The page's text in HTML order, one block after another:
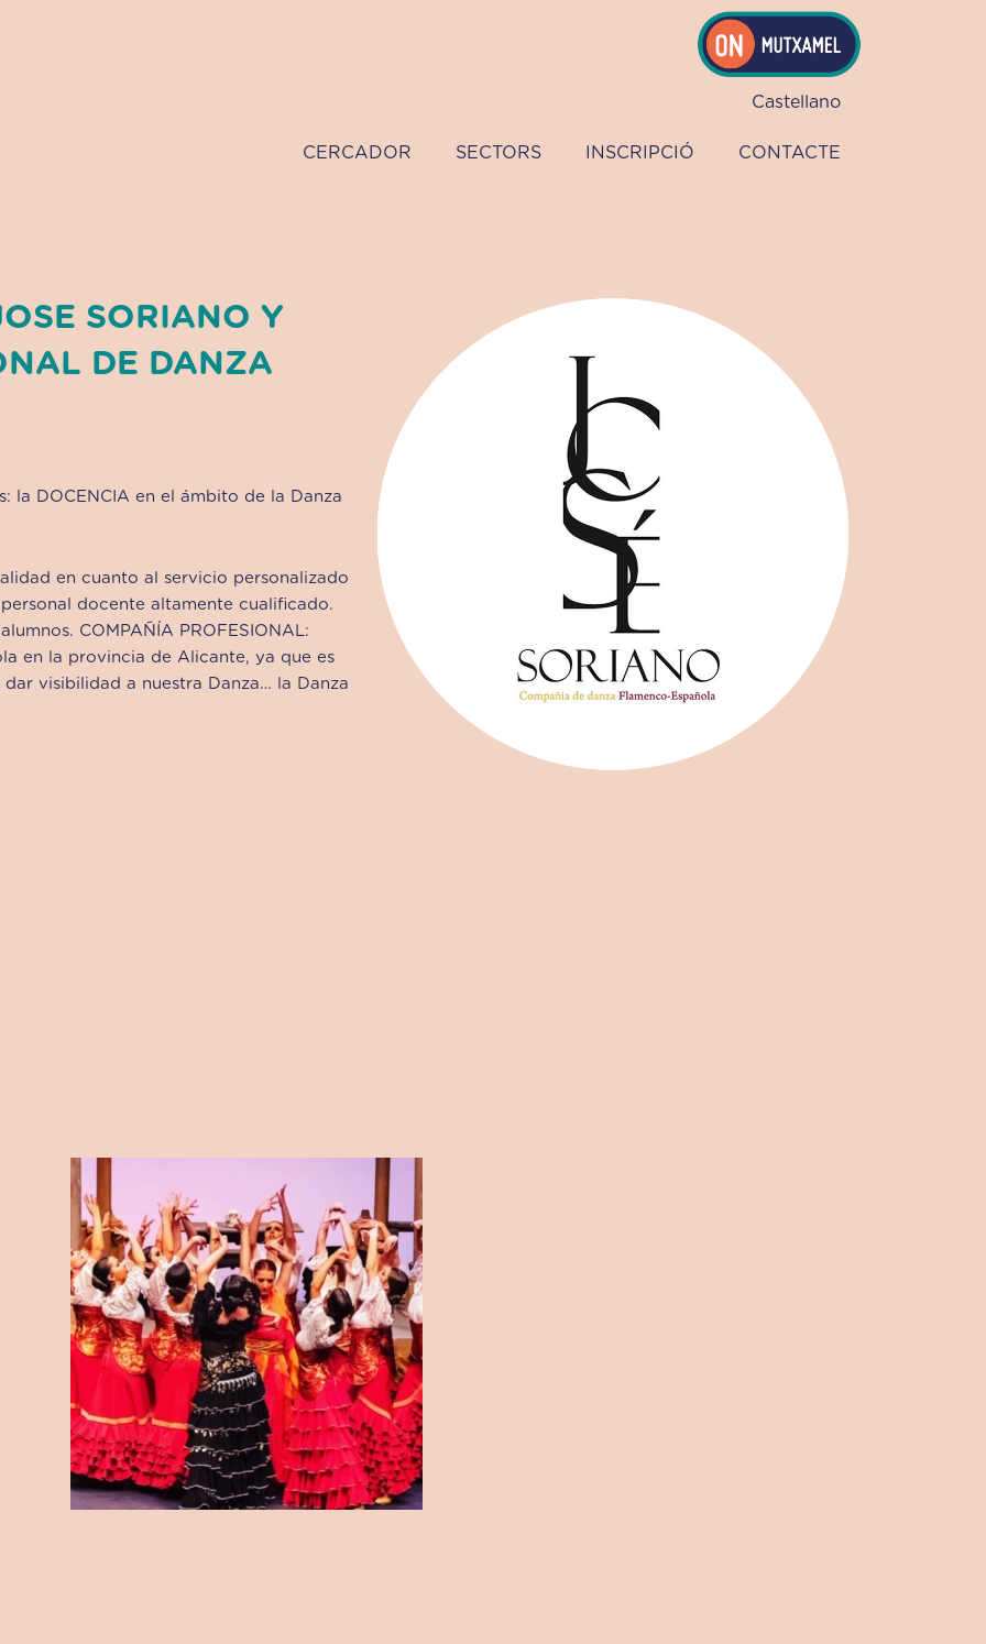
Castellano
CERCADOR SECTORS INSCRIPCIÓ CONTACTE
SORIANO Y
DE DANZA
la DOCENCIA en el ámbito de la Danza
en cuanto al servicio personalizado
docente altamente cualificado.
COMPAÑÍA PROFESIONAL:
en la provincia de Alicante, ya que es
visibilidad a nuestra Danza… la Danza